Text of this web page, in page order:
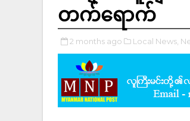
တက်ရောက်
2 months ago Local News,